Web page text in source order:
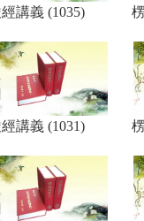
講義 (1035)
講義 (1031)